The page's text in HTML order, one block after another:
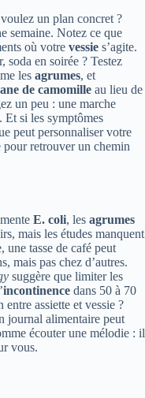
un plan concret ?
semaine. Notez ce que
où votre vessie s’agite.
soda en soirée ? Testez
les agrumes, et
de camomille au lieu de
un peu : une marche
Et si les symptômes
peut personnaliser votre
pour retrouver un chemin
E. coli, les agrumes
mais les études manquent
une tasse de café peut
mais pas chez d’autres.
suggère que limiter les
incontinence dans 50 à 70
assiette et vessie ?
journal alimentaire peut
écouter une mélodie : il
vous.